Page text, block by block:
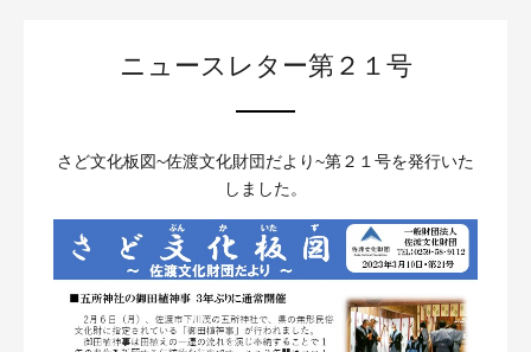
ニュースレター第２１号
さど文化板図~佐渡文化財団だより~第２１号を発行いた
しました。